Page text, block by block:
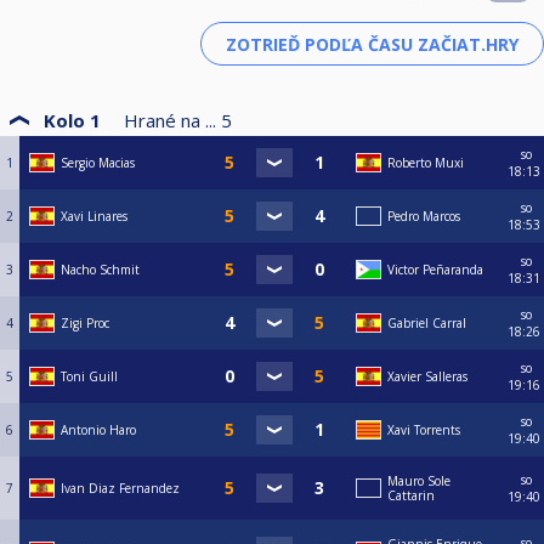
Kolo 1 Hrané na ... 5
1 Sergio Macias Roberto Muxi
so
18:13
2 Xavi Linares Pedro Marcos
so
18:53
3 Nacho Schmit Victor Peñaranda
so
18:31
4 Zigi Proc Gabriel Carral
so
18:26
5 Toni Guill Xavier Salleras
so
19:16
6 Antonio Haro Xavi Torrents
so
19:40
7 Ivan Diaz Fernandez
Mauro Sole
Cattarin
so
19:40